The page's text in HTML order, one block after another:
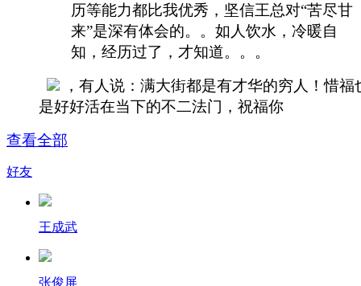
历等能力都比我优秀，坚信王总对“苦尽甘
来”是深有体会的。。如人饮水，冷暖自
知，经历过了，才知道。。。
，有人说：满大街都是有才华的穷人！惜福
是好好活在当下的不二法门，祝福你
查看全部
好友
王成武
张俊屏